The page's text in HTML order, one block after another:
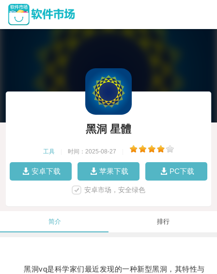
黑洞 星體
工具 时间：2025-08-27
安卓下载 苹果下载 PC下载
安卓市场，安全绿色
简介 排行
黑洞vq是科学家们最近发现的一种新型黑洞，其特性与